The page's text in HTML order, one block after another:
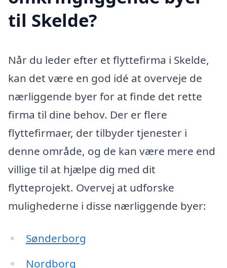
til Skelde?
Når du leder efter et flyttefirma i Skelde,
kan det være en god idé at overveje de
nærliggende byer for at finde det rette
firma til dine behov. Der er flere
flyttefirmaer, der tilbyder tjenester i
denne område, og de kan være mere end
villige til at hjælpe dig med dit
flytteprojekt. Overvej at udforske
mulighederne i disse nærliggende byer:
Sønderborg
Nordborg